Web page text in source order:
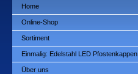
Home
Online-Shop
Sortiment
Einmalig: Edelstahl LED Pfostenkappen
Über uns